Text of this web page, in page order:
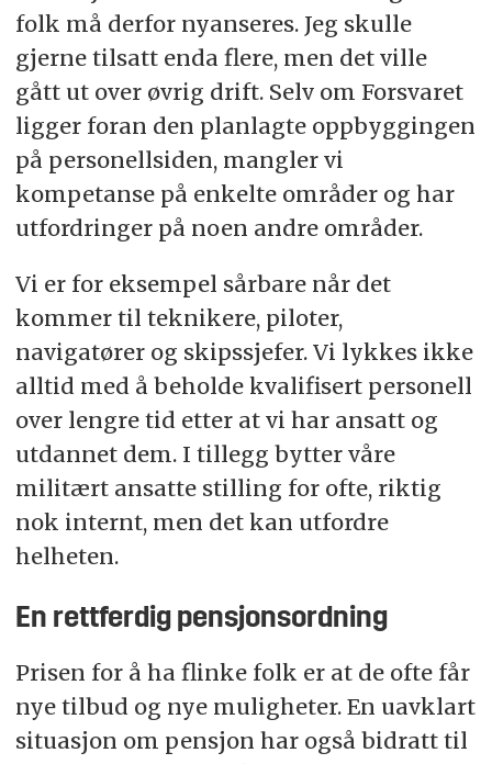
folk må derfor nyanseres. Jeg skulle
gjerne tilsatt enda flere, men det ville
gått ut over øvrig drift. Selv om Forsvaret
ligger foran den planlagte oppbyggingen
på personellsiden, mangler vi
kompetanse på enkelte områder og har
utfordringer på noen andre områder.
Vi er for eksempel sårbare når det
kommer til teknikere, piloter,
navigatører og skipssjefer. Vi lykkes ikke
alltid med å beholde kvalifisert personell
over lengre tid etter at vi har ansatt og
utdannet dem. I tillegg bytter våre
militært ansatte stilling for ofte, riktig
nok internt, men det kan utfordre
helheten.
En rettferdig pensjonsordning
Prisen for å ha flinke folk er at de ofte får
nye tilbud og nye muligheter. En uavklart
situasjon om pensjon har også bidratt til